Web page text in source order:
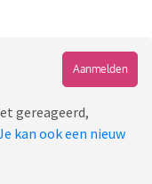
Aanmelden
gereageerd,
kan ook een nieuw